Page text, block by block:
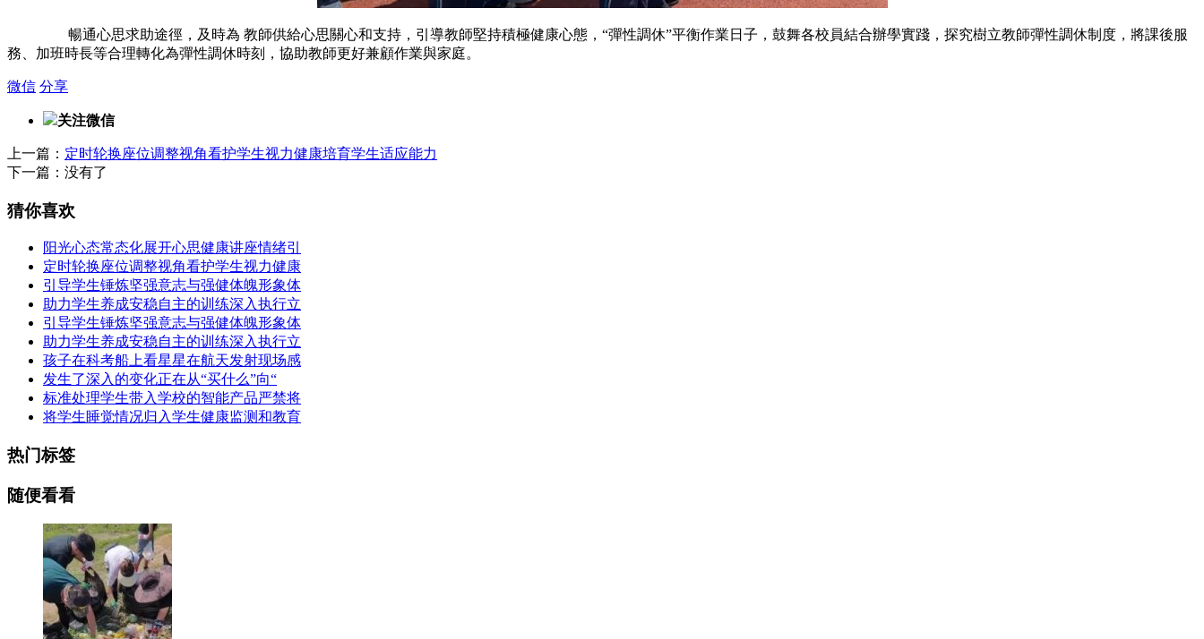
暢通心思求助途徑，及時為 教師供給心思關心和支持，引導教師堅持積極健康心態，“彈性調休”平衡作業日子，鼓舞各校員結合辦學實踐，探究樹立教師彈性調休制度，將課後服
務、加班時長等合理轉化為彈性調休時刻，協助教師更好兼顧作業與家庭。
微信 分享
关注微信
上一篇： 定时轮换座位调整视角看护学生视力健康培育学生适应能力
下一篇：没有了
猜你喜欢
阳光心态常态化展开心思健康讲座情绪引
定时轮换座位调整视角看护学生视力健康
引导学生锤炼坚强意志与强健体魄形象体
助力学生养成安稳自主的训练深入执行立
引导学生锤炼坚强意志与强健体魄形象体
助力学生养成安稳自主的训练深入执行立
孩子在科考船上看星星在航天发射现场感
发生了深入的变化正在从“买什么”向“
标准处理学生带入学校的智能产品严禁将
将学生睡觉情况归入学生健康监测和教育
热门标签
随便看看